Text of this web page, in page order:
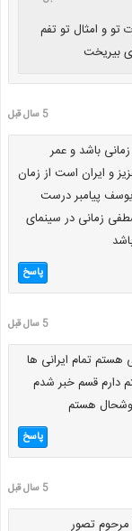
تو و امثال تو تفم
بیریخت
5 سال قبل
باشد و عمر
و ایران است از زمان
پیامبر درست
زمانی در سینمای
پاسخ
5 سال قبل
تمام ایرانی ها
دارم قسم خبر شدم
هستم
پاسخ
5 سال قبل
مرحوم تصور